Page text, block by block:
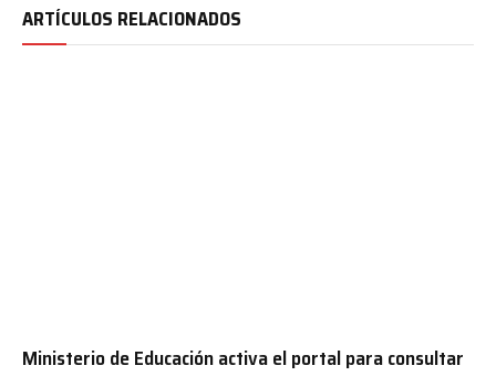
ARTÍCULOS RELACIONADOS
Ministerio de Educación activa el portal para consultar